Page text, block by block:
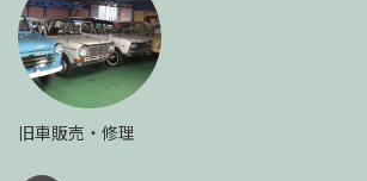
旧車販売・修理